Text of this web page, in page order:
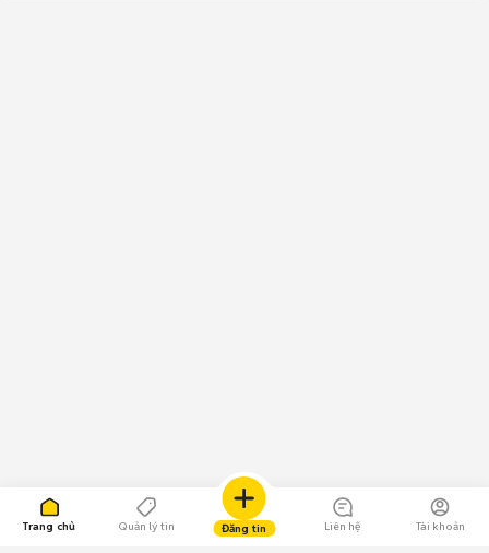
Trang chủ Quản lý tin Đăng tin Liên hệ Tài khoản